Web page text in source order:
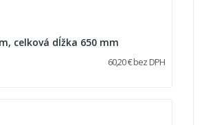
celková dĺžka 650 mm
60,20 € bez DPH